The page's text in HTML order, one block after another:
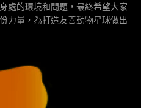
處的環境和問題，最終希望大家
力量，為打造友善動物星球做出